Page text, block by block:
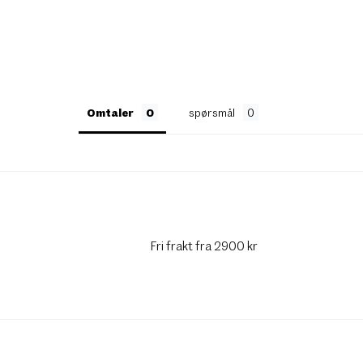
Omtaler spørsmål
Fri frakt fra 2900 kr